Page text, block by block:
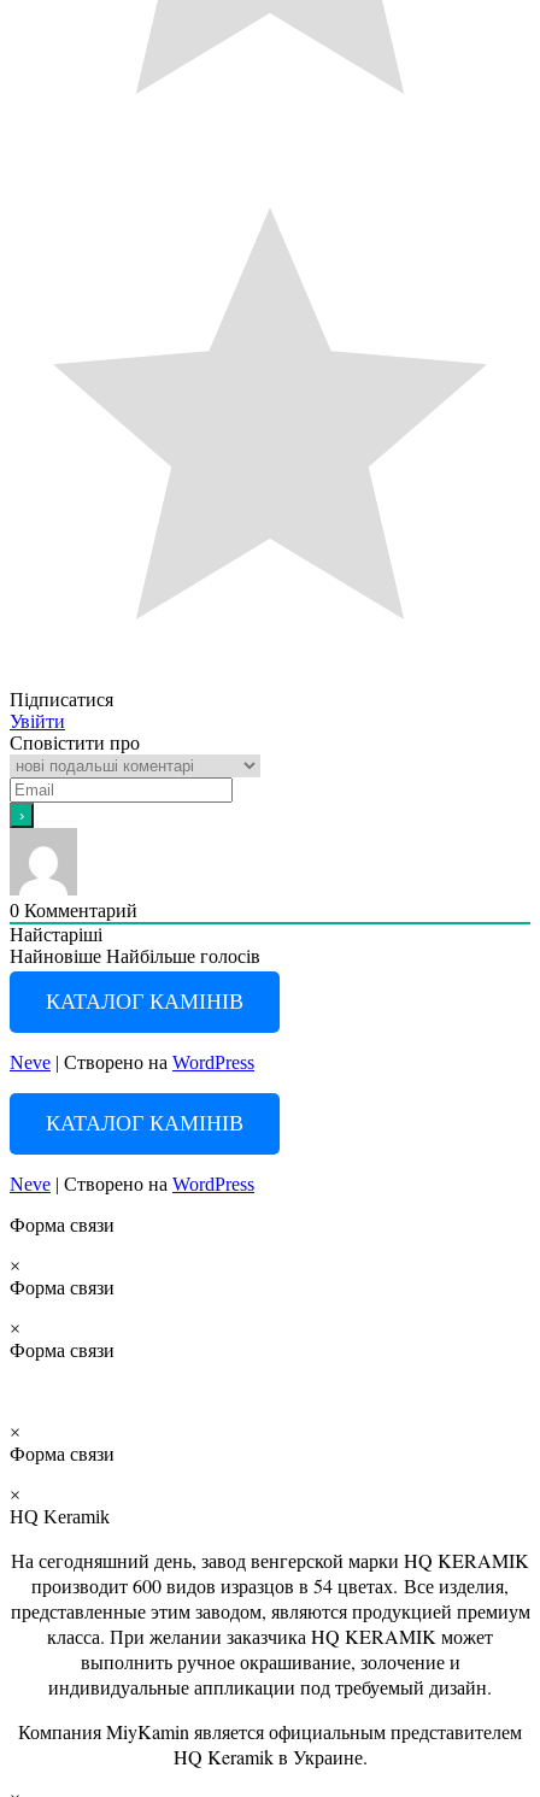
Підписатися
Увійти
Сповістити про
0 Комментарий
Найстаріші
Найновіше Найбільше голосів
КАТАЛОГ КАМІНІВ
Neve | Створено на WordPress
КАТАЛОГ КАМІНІВ
Neve | Створено на WordPress
Форма связи
×
Форма связи
×
Форма связи
×
Форма связи
×
HQ Keramik
На сегодняшний день, завод венгерской марки HQ KERAMIK
производит 600 видов изразцов в 54 цветах. Все изделия,
представленные этим заводом, являются продукцией премиум
класса. При желании заказчика HQ KERAMIK может
выполнить ручное окрашивание, золочение и
индивидуальные аппликации под требуемый дизайн.
Компания MiyKamin является официальным представителем
HQ Keramik в Украине.